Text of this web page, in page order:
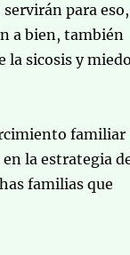
para eso,
a bien, también
la sicosis y
familiar
la estrategia
familias que